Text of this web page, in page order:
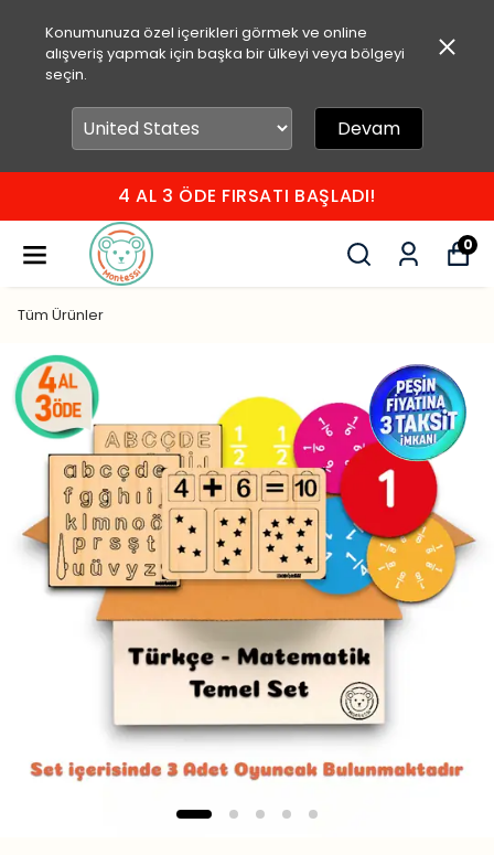
Konumunuza özel içerikleri görmek ve online
alışveriş yapmak için başka bir ülkeyi veya bölgeyi
seçin.
Devam
750 TL ÜZERİ
0
Tüm Ürünler